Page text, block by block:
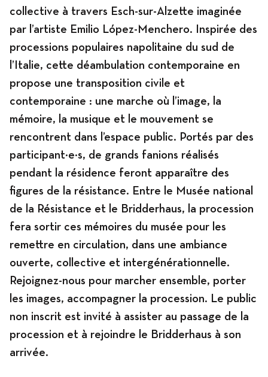
collective à travers Esch-sur-Alzette imaginée
par l’artiste Emilio López-Menchero. Inspirée des
processions populaires napolitaine du sud de
l’Italie, cette déambulation contemporaine en
propose une transposition civile et
contemporaine : une marche où l’image, la
mémoire, la musique et le mouvement se
rencontrent dans l’espace public. Portés par des
participant·e·s, de grands fanions réalisés
pendant la résidence feront apparaître des
figures de la résistance. Entre le Musée national
de la Résistance et le Bridderhaus, la procession
fera sortir ces mémoires du musée pour les
remettre en circulation, dans une ambiance
ouverte, collective et intergénérationnelle.
Rejoignez-nous pour marcher ensemble, porter
les images, accompagner la procession. Le public
non inscrit est invité à assister au passage de la
procession et à rejoindre le Bridderhaus à son
arrivée.